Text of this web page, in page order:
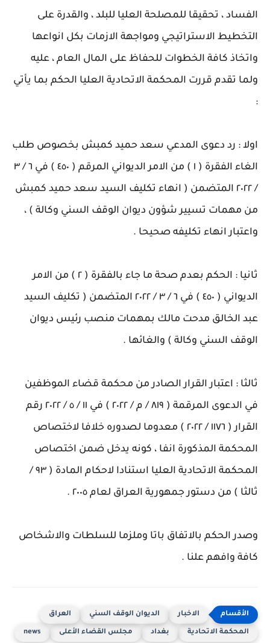
الفساد ، تحقيقا للمصلحة العليا للبلد ، والقدرة على
التخطيط الاستراتيجي ومواجهة الازمات بكل انواعها
واتخاذ كافة الخطوات للحفاظ على المال العام ، عليه
ولما تقدم قررت المحكمة الاتحادية العليا الحكم بما يأتي
:
اولا : رد دعوى المدعي سعد حميد كمبش بخصوص طلب
الغاء الفقرة ( ١ ) من الامر الديواني المرقم ( ٤٥٠ ) في ٦ / ٣
/ ٢٠٢٢ المتضمن ( انهاء تكليف السيد سعد حميد كمبش
من مهمات تسيير شؤون ديوان الوقف السني وكالة ) ،
واعتبار انهاء تكليفه صحيحا .
ثانيا : الحكم بعدم صحة ما جاء بالفقرة ( ٢ ) من الامر
الديواني ( ٤٥٠ ) في ٦ / ٣ / ٢٠٢٢ المتضمن ( تكليف السيد
عبد الخالق مدحت مالك بمهمات منصب رئيس ديوان
الوقف السني وكالة ) والغائها .
ثالثا : اعتبار القرار الصادر من محكمة قضاء الموظفين
في الدعوى المرقمة ( ٨١٩ / م / ٢٠٢٢ ) في ١١ / ٥ / ٢٠٢٢ رقم
القرار ( ١١٧٦ / ٢٠٢٢ ) معدوما لصدوره خلافا لاختصاص
المحكمة المذكورة انفا ، كونه يدخل ضمن اختصاص
المحكمة الاتحادية العليا استنادا لاحكام المادة ( ٩٣ /
ثالثا ) من دستور جمهورية العراق لعام ٢٠٠٥ .
وصدر الحكم بالاتفاق باتا وملزما للسلطات والاشخاص
كافة وافهم علنا .
الاخبار الديوان الوقف السني العراق
المحكمة الاتحادية بغداد مجلس القضاء الأعلى news